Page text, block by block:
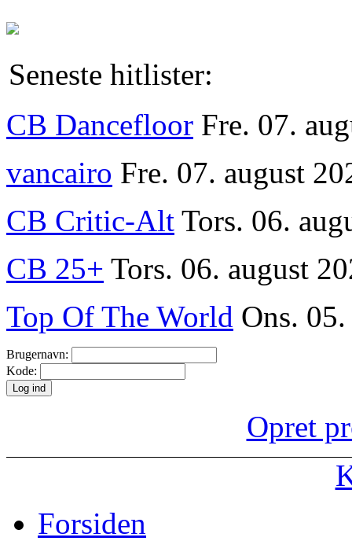
Seneste hitlister:
CB Dancefloor Fre. 07.
vancairo Fre. 07. august
CB Critic-Alt Tors. 06.
CB 25+ Tors. 06. august
Top Of The World Ons.
Brugernavn:
Kode:
Opret
Forsiden